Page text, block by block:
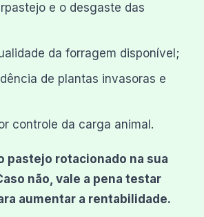
e o desgaste das
da forragem disponível;
de plantas invasoras e
controle da carga animal.
pastejo rotacionado na sua
não, vale a pena testar
aumentar a rentabilidade.